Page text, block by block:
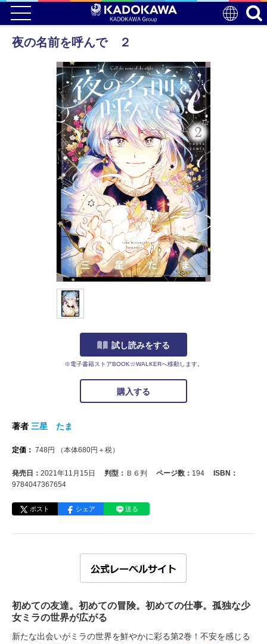
夜の名前を呼んで ２
試し読みをする
※電子書籍ストアBOOK☆WALKERへ移動します。
購入する
著者 三星 たま
定価： 748円 （本体680円＋税）
発売日： 2021年11月15日 判型： Ｂ６判 ページ数： 194
ISBN：
9784047367654
ポスト シェア 送る
初めての友達。初めての冒険。初めての仕事。孤独な少
女ミラの世界が広がる
新たな出会いがミラの世界を鮮やかに彩る第2巻！不安を感じる